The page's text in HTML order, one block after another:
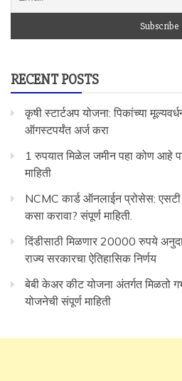
RECENT POSTS
कृषी स्टार्टअप योजना: पिकांच्या
ऑगस्टपर्यंत अर्ज करा
1 रुपयात मिळेल जमीन पहा कोण आहे
माहिती
NCMC कार्ड ऑनलाईन प्रोसेस: एसटी
कसा करावा? संपूर्ण माहिती.
दिंडीसाठी मिळणार 20000 रुपये
राज्य सरकारचा ऐतिहासिक निर्णय
बेबी केअर कीट योजना अंतर्गत मिळतो
योजनेची संपूर्ण माहिती